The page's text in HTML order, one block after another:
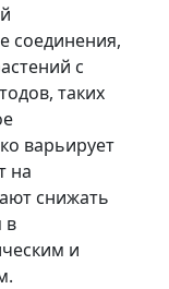
соединения,
с
таких
варьирует
на
снижать
в
и